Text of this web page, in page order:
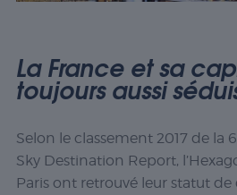
La France et sa
toujours aussi
Selon le classement 2017 de la
Sky Destination Report,
Paris ont retrouvé leur statut